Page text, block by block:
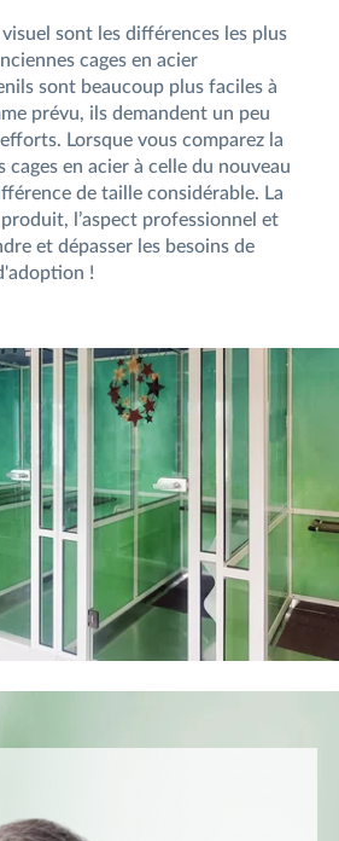
sont les différences les plus
cages en acier
sont beaucoup plus faciles à
prévu, ils demandent un peu
Lorsque vous comparez la
cages en acier à celle du nouveau
de taille considérable. La
l’aspect professionnel et
et dépasser les besoins de
!